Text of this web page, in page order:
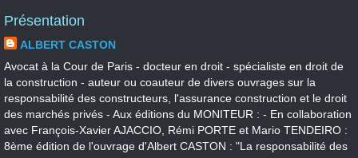
Présentation
ALBERT CASTON
Avocat à la Cour de Paris - docteur en droit - spécialiste en droit de
la construction - auteur ou coauteur de divers ouvrages sur la
responsabilité des constructeurs, l'assurance construction et le droit
des marchés privés - Aux éditions du MONITEUR : - En collaboration
avec François-Xavier AJACCIO, Rémi PORTE et Mario TENDEIRO :
8ème édition de l'ouvrage d'Albert CASTON : "La responsabilité des